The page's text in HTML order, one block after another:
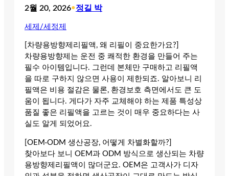
2월 20, 2026•정길 박
세제/세정제
[차량용방향제리필액, 왜 리필이 중요한가요?]
차량용방향제는 운전 중 쾌적한 환경을 만들어 주는
필수 아이템입니다. 그런데 본체만 구매하고 리필액
을 따로 구하지 않으면 사용이 제한되죠. 알아보니 리
필액은 비용 절감은 물론, 환경보호 측면에서도 큰 도
움이 됩니다. 게다가 자주 교체해야 하는 제품 특성상
품질 좋은 리필액을 고르는 것이 매우 중요하다는 사
실도 알게 되었어요.
[OEM·ODM 생산공장, 어떻게 차별화할까?]
찾아보다 보니 OEM과 ODM 방식으로 생산되는 차량
용방향제리필액이 많더군요. OEM은 고객사가 디자